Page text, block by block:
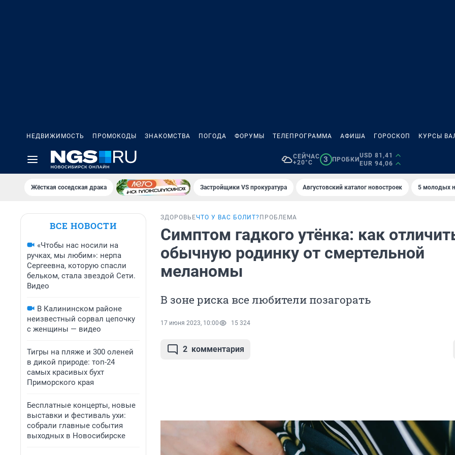
НЕДВИЖИМОСТЬ ПРОМОКОДЫ ЗНАКОМСТВА ПОГОДА ФОРУМЫ ТЕЛЕПРОГРАММА АФИША ГОРОСКОП КУРСЫ
СЕЙЧАС
+20°C
3 ПРОБКИ
USD 81,41
EUR 94,06
Жёсткая соседская драка Застройщики VS прокуратура Августовский каталог новостроек 5 молодых
ВСЕ НОВОСТИ
«Чтобы нас носили на
ручках, мы любим»: нерпа
Сергеевна, которую спасли
бельком, стала звездой Сети.
Видео
В Калининском районе
неизвестный сорвал цепочку
с женщины — видео
Тигры на пляже и 300 оленей
в дикой природе: топ-24
самых красивых бухт
Приморского края
Бесплатные концерты, новые
выставки и фестиваль ухи:
собрали главные события
выходных в Новосибирске
ЗДОРОВЬЕЧТО У ВАС БОЛИТ? ПРОБЛЕМА
Симптом гадкого утёнка: как
обычную родинку от смертельной
меланомы
В зоне риска все любители позагорать
17 июня 2023, 10:00 15 324
2 комментария